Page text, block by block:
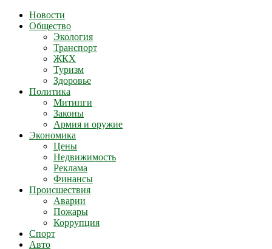
Новости
Общество
Экология
Транспорт
ЖКХ
Туризм
Здоровье
Политика
Митинги
Законы
Армия и оружие
Экономика
Цены
Недвижимость
Реклама
Финансы
Происшествия
Аварии
Пожары
Коррупция
Спорт
Авто